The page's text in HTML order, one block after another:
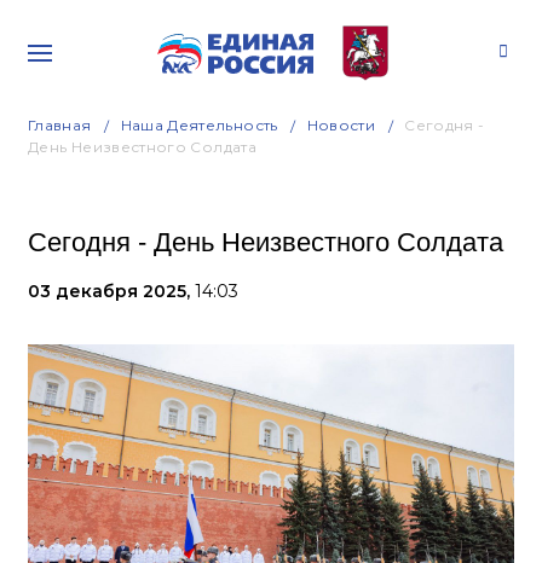
Главная Наша Деятельность Новости
Сегодня -
День Неизвестного Солдата
Сегодня - День Неизвестного Солдата
03 декабря 2025, 14:03